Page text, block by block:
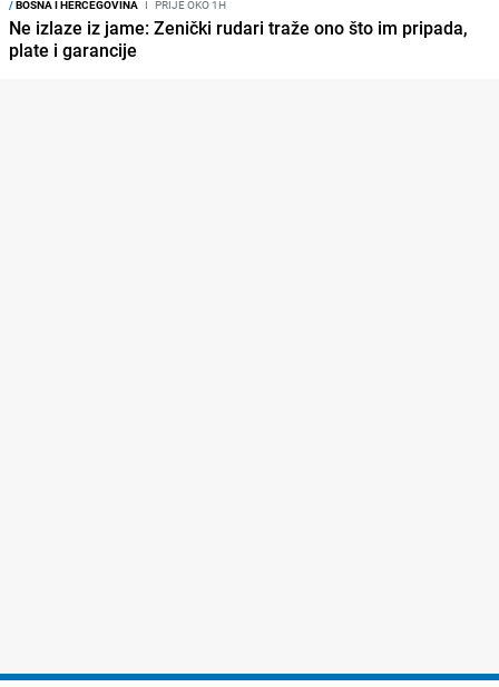
/BOSNA I HERCEGOVINA I PRIJE OKO 1H
Ne izlaze iz jame: Zenički rudari traže ono što im pripada,
plate i garancije